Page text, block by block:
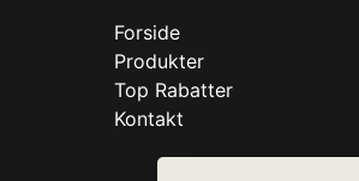
Forside
Produkter
Top Rabatter
Kontakt